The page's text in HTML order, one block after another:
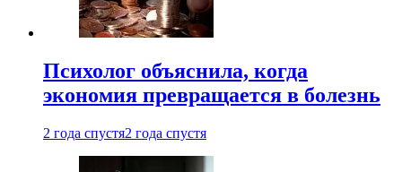
Психолог объяснила, когда
экономия превращается в болезнь
2 года спустя2 года спустя